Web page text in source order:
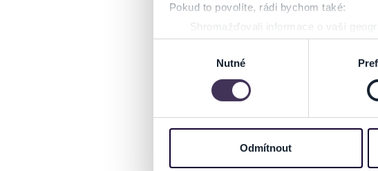
Pokud to povolíte, rádi bychom také:
Shromažďovali informace o vaší
Identifikovali vaše zařízení pomocí
Zjistěte více o tom, jak zpracováváme
můžete kdykoliv změnit nebo odvolat v
informace o vašem zařízení nebo vaší
osobní údaje. Získané informace
Nutné
Odmítnout